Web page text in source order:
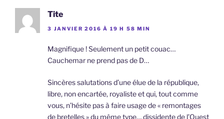
Tite
3 JANVIER 2016 À 19 H 58 MIN
Magnifique ! Seulement un petit couac…
Cauchemar ne prend pas de D…
Sincères salutations d’une élue de la république,
libre, non encartée, royaliste et qui, tout comme
vous, n’hésite pas à faire usage de « remontages
de bretelles » du même type… dissidente de l’Ouest